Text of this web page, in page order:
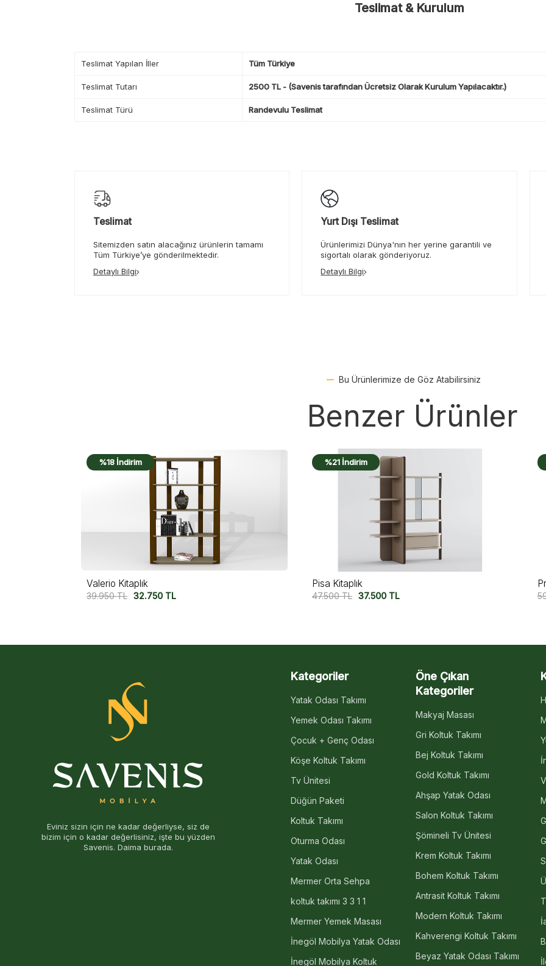
Teslimat & Kurulum
Teslimat Yapılan İller Tüm Türkiye
Teslimat Tutarı 2500 TL - (Savenis tarafından Ücretsiz Olarak Kurulum Yapılacaktır.)
Teslimat Türü Randevulu Teslimat
Teslimat
Sitemizden satın alacağınız ürünlerin tamamı
Tüm Türkiye’ye gönderilmektedir.
Detaylı Bilgi
Yurt Dışı Teslimat
Ürünlerimizi Dünya'nın her yerine garantili ve
sigortalı olarak gönderiyoruz.
Detaylı Bilgi
Bu Ürünlerimize de Göz Atabilirsiniz
Benzer Ürünler
%21 İndirim
Pisa Kitaplık
47.500TL 37.500
%20 İndirim
Praga Kitaplık
59.500TL 47.500
Eviniz sizin için ne kadar değerliyse, siz de
bizim için o kadar değerlisiniz, işte bu yüzden
Savenis. Daima burada.
Kategoriler
Yatak Odası Takımı
Yemek Odası Takımı
Çocuk + Genç Odası
Köşe Koltuk Takımı
Tv Ünitesi
Düğün Paketi
Koltuk Takımı
Oturma Odası
Yatak Odası
Mermer Orta Sehpa
koltuk takımı 3 3 1 1
Mermer Yemek Masası
İnegöl Mobilya Yatak Odası
İnegöl Mobilya Koltuk
Öne Çıkan
Kategoriler
Makyaj Masası
Gri Koltuk Takımı
Bej Koltuk Takımı
Gold Koltuk Takımı
Ahşap Yatak Odası
Salon Koltuk Takımı
Şömineli Tv Ünitesi
Krem Koltuk Takımı
Bohem Koltuk Takımı
Antrasit Koltuk Takımı
Modern Koltuk Takımı
Kahverengi Koltuk Takımı
Beyaz Yatak Odası Takımı